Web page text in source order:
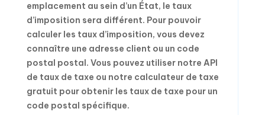
emplacement au sein d’un État, le taux
d’imposition sera différent. Pour pouvoir
calculer les taux d’imposition, vous devez
connaître une adresse client ou un code
postal postal. Vous pouvez utiliser notre API
de taux de taxe ou notre calculateur de taxe
gratuit pour obtenir les taux de taxe pour un
code postal spécifique.